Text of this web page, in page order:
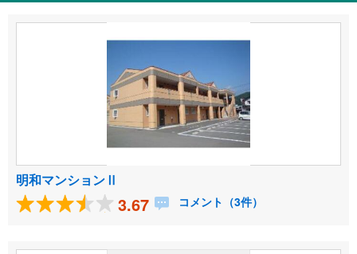
明和マンションⅡ
3.67 コメント（3件）